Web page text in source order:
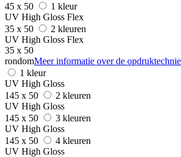
45 x 50
1 kleur
UV High Gloss Flex
35 x 50
2 kleuren
UV High Gloss Flex
35 x 50
rondomMeer informatie over de
1 kleur
UV High Gloss
145 x 50
2 kleuren
UV High Gloss
145 x 50
3 kleuren
UV High Gloss
145 x 50
4 kleuren
UV High Gloss